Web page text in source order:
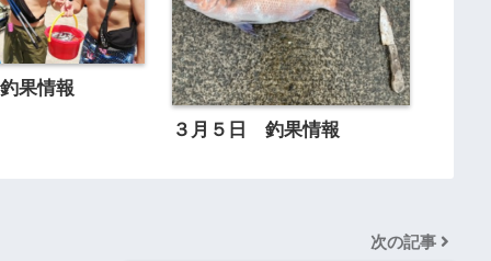
果情報
３月５日 釣果情報
次の記事